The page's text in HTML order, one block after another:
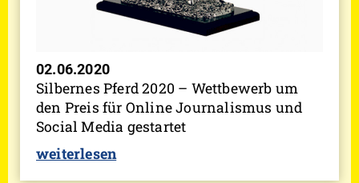
02.06.2020
Silbernes Pferd 2020 – Wettbewerb um
den Preis für Online Journalismus und
Social Media gestartet
weiterlesen